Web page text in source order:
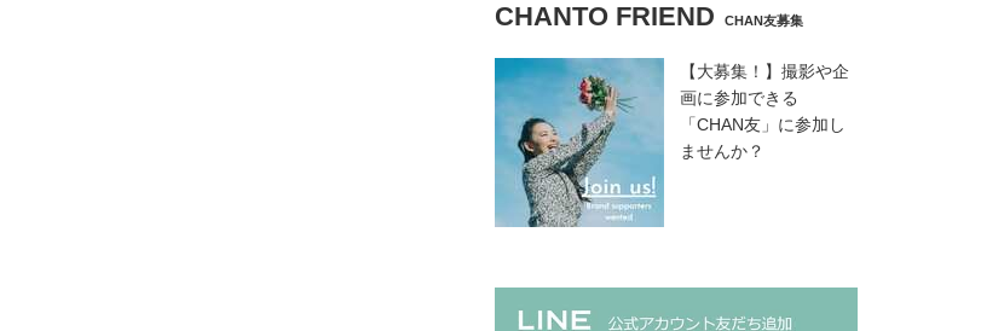
CHANTO FRIEND CHAN友募集
【大募集！】撮影や企
画に参加できる
「CHAN友」に参加し
ませんか？